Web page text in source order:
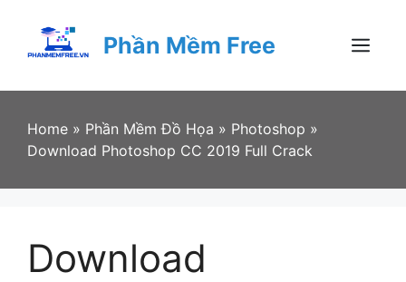
content
Phần Mềm Free Menu
Home » Phần Mềm Đồ Họa » Photoshop »
Download Photoshop CC 2019 Full Crack
Download